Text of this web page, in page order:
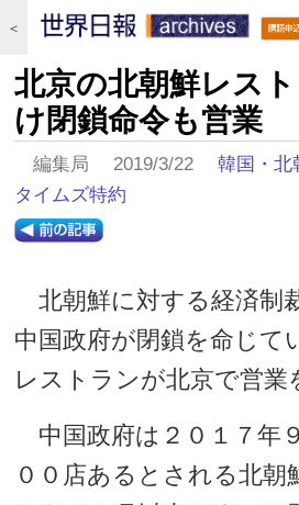
＜
北京の北朝鮮レス
け閉鎖命令も営業
編集局 2019/3/22韓国・北
タイムズ特約
北朝鮮に対する経済制
中国政府が閉鎖を命じて
レストランが北京で営業
中国政府は２０１７年
００店あるとされる北朝